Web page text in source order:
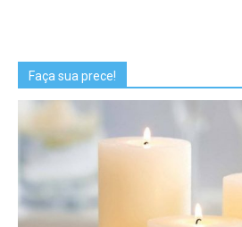
Faça sua prece!